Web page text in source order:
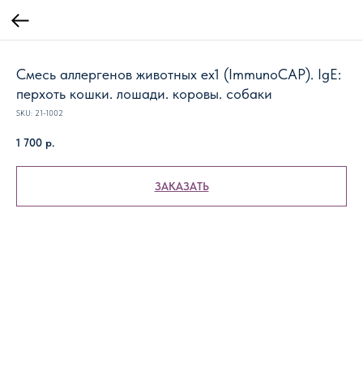
Смесь аллергенов животных ex1 (ImmunoCAP). IgE:
перхоть кошки. лошади. коровы. собаки
SKU: 21-1002
1 700 р.
ЗАКАЗАТЬ